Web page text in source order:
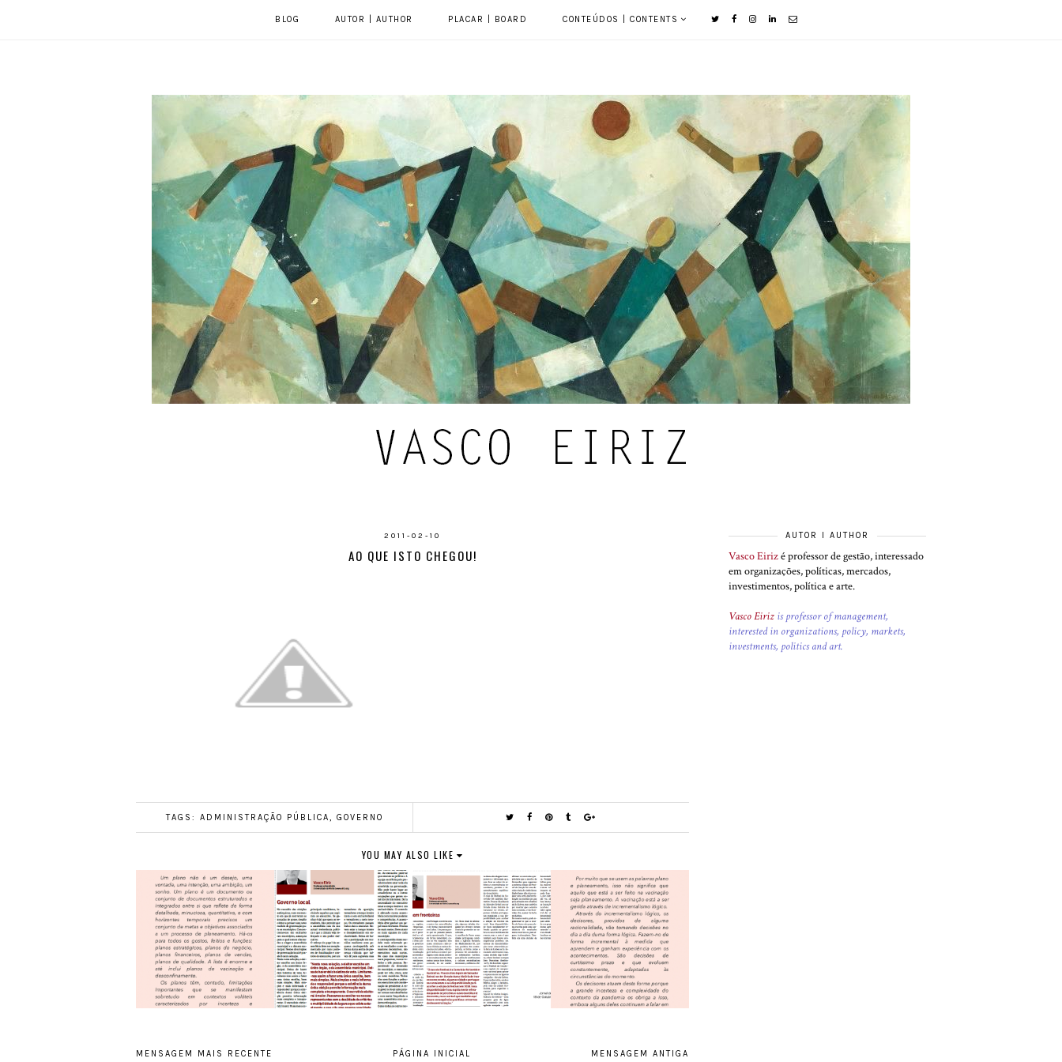
BLOG AUTOR | AUTHOR PLACAR | BOARD CONTEÚDOS | CONTENTS
2011-02-10
AO QUE ISTO CHEGOU!
TAGS: ADMINISTRAÇÃO PÚBLICA, GOVERNO
YOU MAY ALSO LIKE
MENSAGEM MAIS RECENTE MENSAGEM ANTIGA
PÁGINA INICIAL
AUTOR I AUTHOR
Vasco Eirizé professor de gestão, interessado
em organizações, políticas, mercados,
investimentos, política e arte.
Vasco Eiriz is professor of management,
interested in organizations, policy, markets,
investments, politics and art.